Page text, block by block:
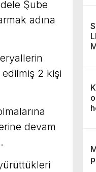
Şube
adına
2 kişi
devam